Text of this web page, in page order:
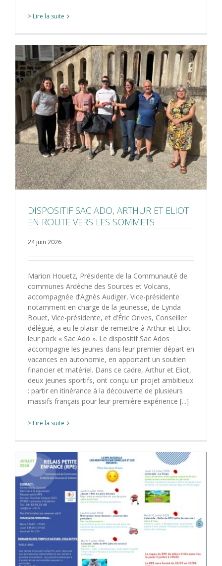
> Lire la suite
DISPOSITIF SAC ADO, ARTHUR ET ELIOT
EN ROUTE VERS LES SOMMETS
24 juin 2026
Marion Houetz, Présidente de la Communauté de
communes Ardèche des Sources et Volcans,
accompagnée d’Agnès Audiger, Vice-présidente
notamment en charge de la jeunesse, de Lynda
Bouet, Vice-présidente, et d’Éric Orives, Conseiller
délégué, a eu le plaisir de remettre à Arthur et Eliot
leur pack « Sac Ado ». Le dispositif Sac Ados
accompagne les jeunes dans leur premier départ en
vacances en autonomie, en apportant un soutien
financier et matériel. Dans ce cadre, Arthur et Eliot,
deux jeunes sportifs, ont conçu un projet ambitieux
: partir en itinérance à la découverte de plusieurs
massifs français pour leur première expérience [...]
> Lire la suite